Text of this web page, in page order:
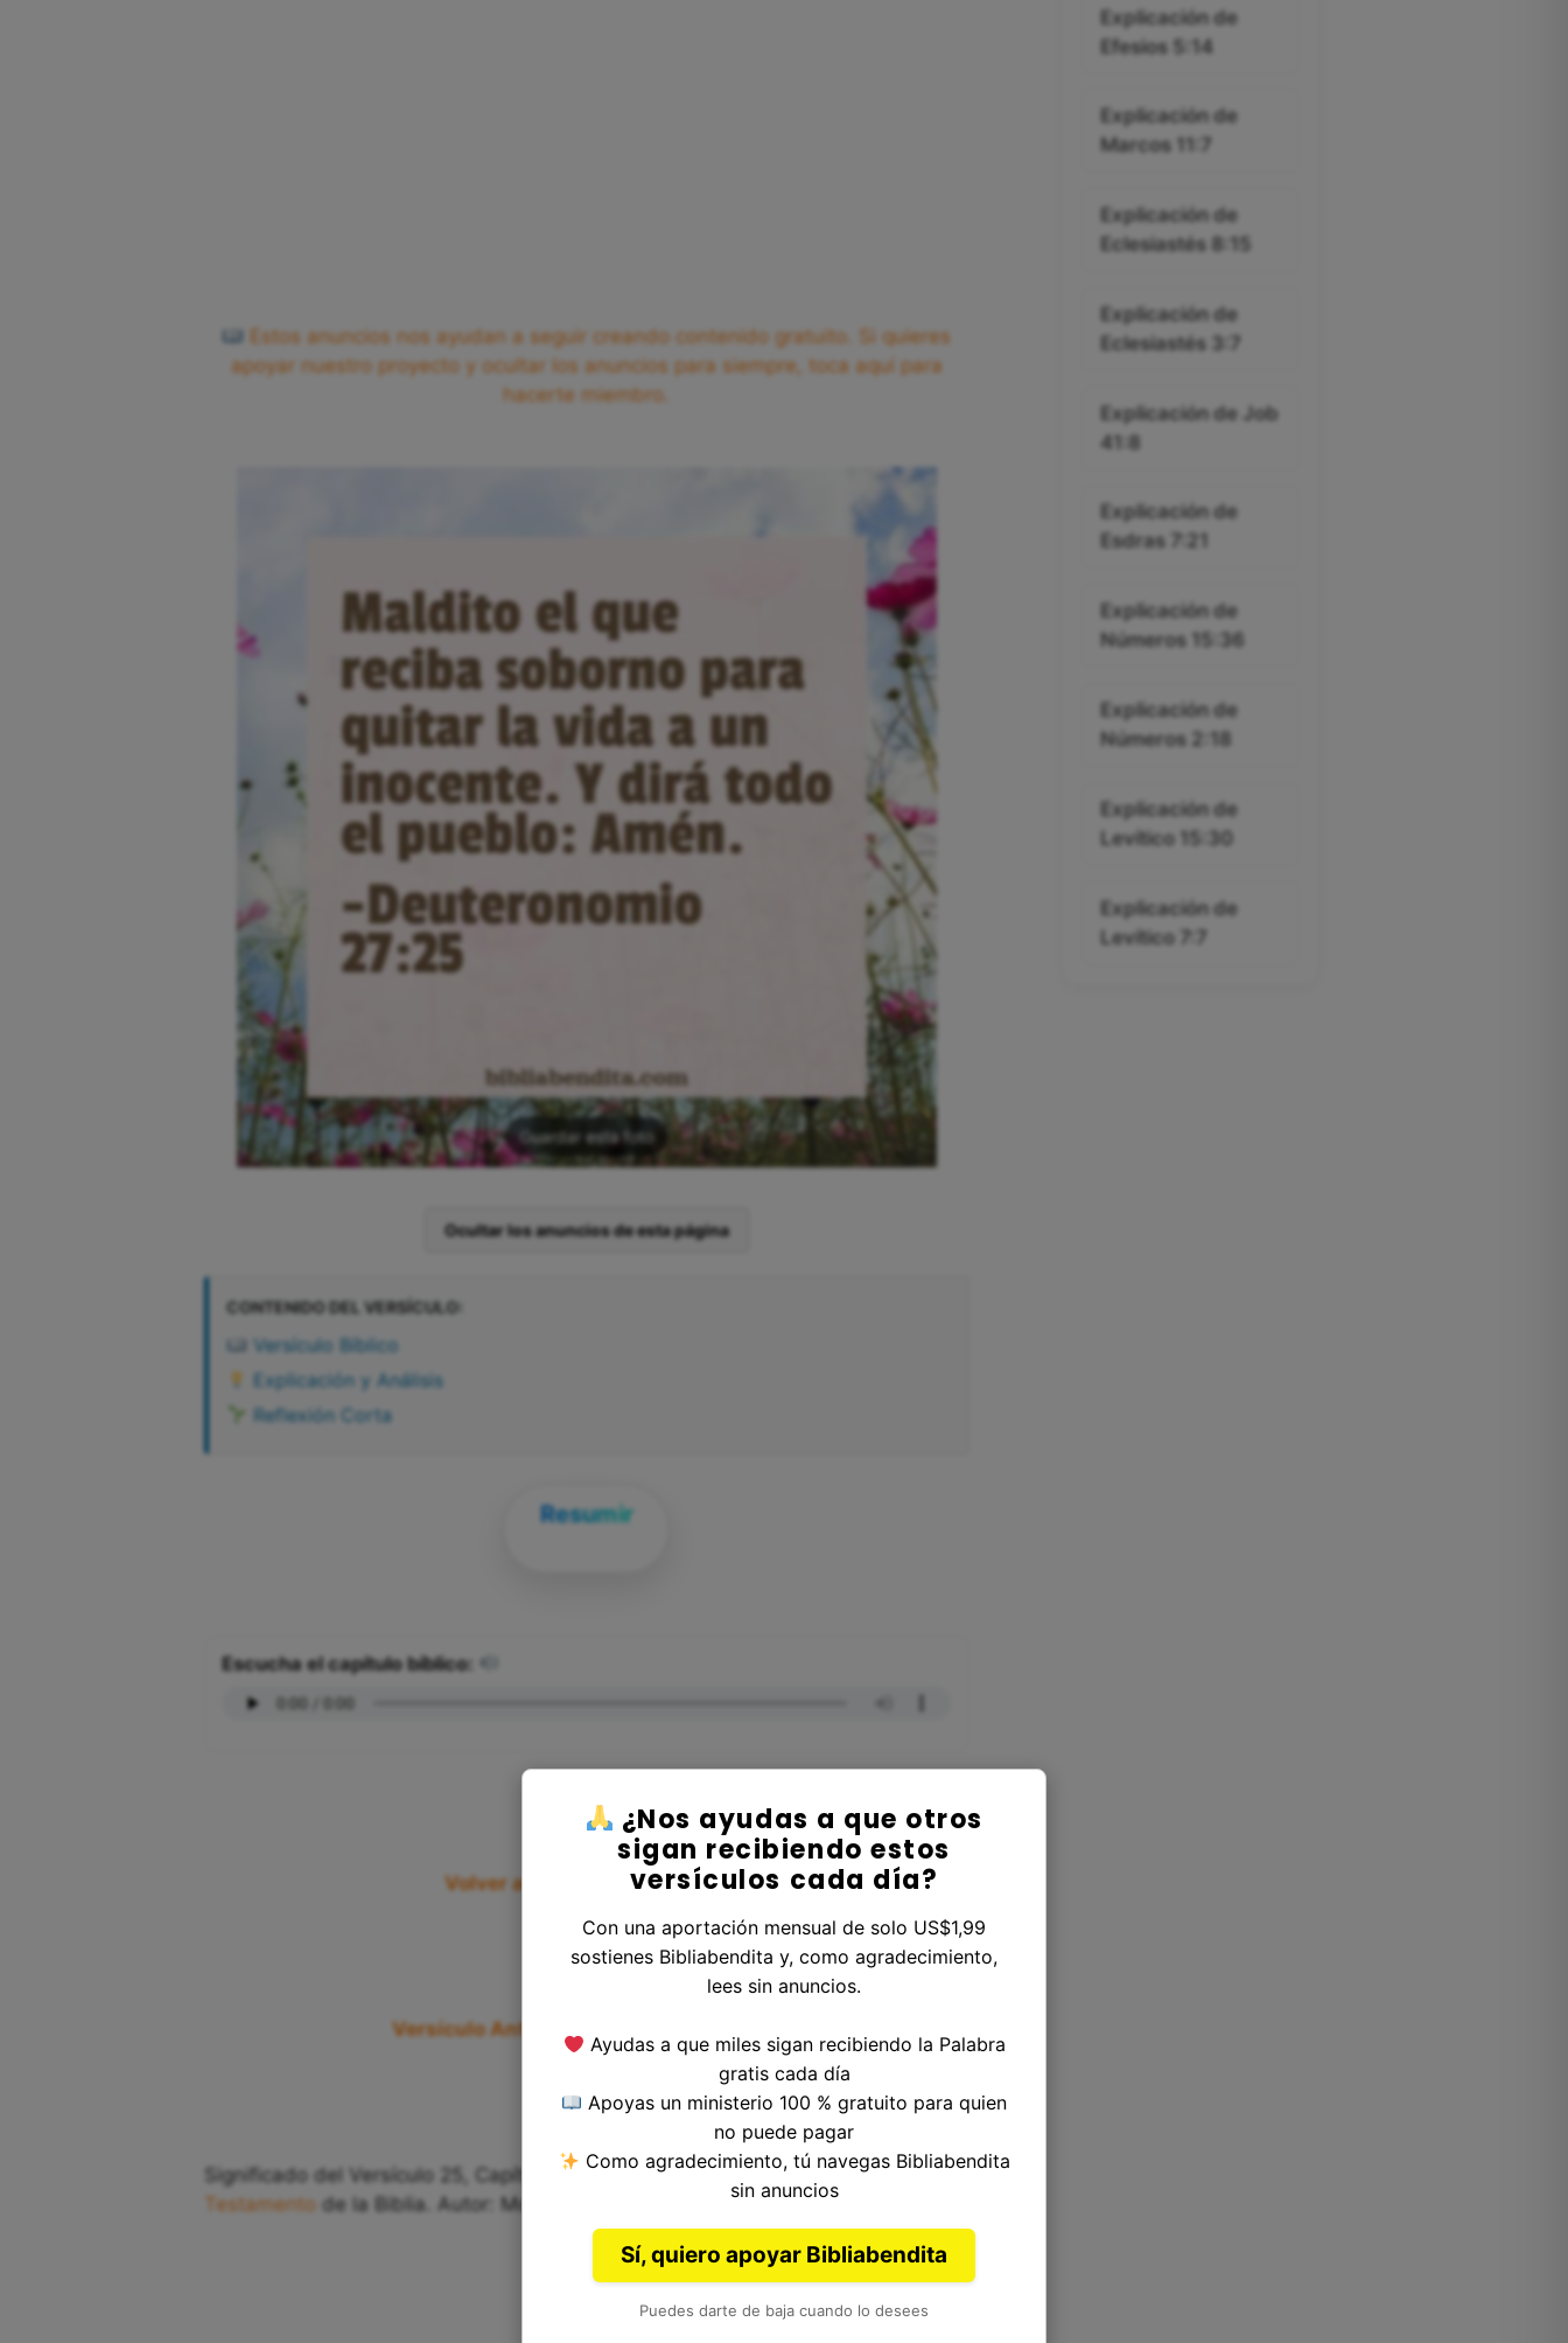
Estos anuncios nos ayudan a seguir creando contenido gratuito. Si quieres
apoyar nuestro proyecto y ocultar los anuncios para siempre, toca aquí para
hacerte miembro.
Guardar esta foto
Ocultar los anuncios de esta página
CONTENIDO DEL VERSÍCULO:
Versículo Bíblico
Explicación y Análisis
Reflexión Corta
Resumir
Escucha el capítulo bíblico:
Volver al Libro Deuteronomio
Versículo Anterior
Significado del Versículo 25, Capítulo 27, Libro de Deuteronomio del Antiguo
Testamentode la Biblia. Autor: Moisés.
Explicación de
Efesios 5:14
Explicación de
Marcos 11:7
Explicación de
Eclesiastés 8:15
Explicación de
Eclesiastés 3:7
Explicación de Job
41:8
Explicación de
Esdras 7:21
Explicación de
Números 15:36
Explicación de
Números 2:18
Explicación de
Levítico 15:30
Explicación de
Levítico 7:7
¿Nos ayudas a que otros
sigan recibiendo estos
versículos cada día?
Con una aportación mensual de solo US$1,99
sostienes Bibliabendita y, como agradecimiento,
lees sin anuncios.
Ayudas a que miles sigan recibiendo la Palabra
gratis cada día
Apoyas un ministerio 100 % gratuito para quien
no puede pagar
Como agradecimiento, tú navegas Bibliabendita
sin anuncios
Sí, quiero apoyar Bibliabendita
Puedes darte de baja cuando lo desees